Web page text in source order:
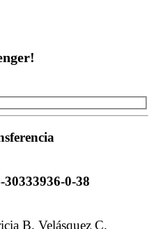
30333936-0-38
B. Velásquez C.